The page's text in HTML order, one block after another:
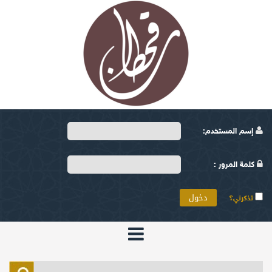
إسم المستخدم:
كلمة المرور :
تذكرني؟